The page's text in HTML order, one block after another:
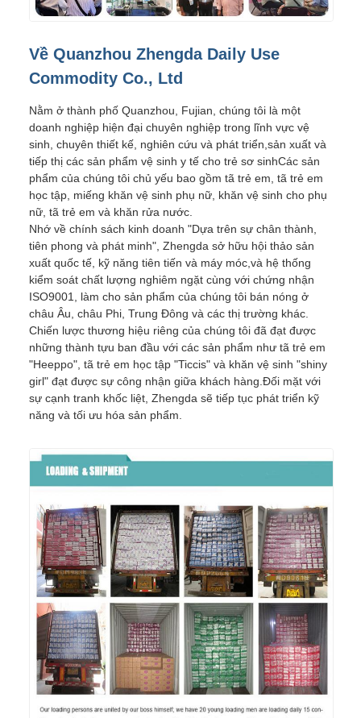
Về Quanzhou Zhengda Daily Use
Commodity Co., Ltd
Nằm ở thành phố Quanzhou, Fujian, chúng tôi là một
doanh nghiệp hiện đại chuyên nghiệp trong lĩnh vực vệ
sinh, chuyên thiết kế, nghiên cứu và phát triển,sản xuất và
tiếp thị các sản phẩm vệ sinh y tế cho trẻ sơ sinhCác sản
phẩm của chúng tôi chủ yếu bao gồm tã trẻ em, tã trẻ em
học tập, miếng khăn vệ sinh phụ nữ, khăn vệ sinh cho phụ
nữ, tã trẻ em và khăn rửa nước.
Nhớ về chính sách kinh doanh "Dựa trên sự chân thành,
tiên phong và phát minh", Zhengda sở hữu hội thảo sản
xuất quốc tế, kỹ năng tiên tiến và máy móc,và hệ thống
kiểm soát chất lượng nghiêm ngặt cùng với chứng nhận
ISO9001, làm cho sản phẩm của chúng tôi bán nóng ở
châu Âu, châu Phi, Trung Đông và các thị trường khác.
Chiến lược thương hiệu riêng của chúng tôi đã đạt được
những thành tựu ban đầu với các sản phẩm như tã trẻ em
"Heeppo", tã trẻ em học tập "Ticcis" và khăn vệ sinh "shiny
girl" đạt được sự công nhận giữa khách hàng.Đối mặt với
sự cạnh tranh khốc liệt, Zhengda sẽ tiếp tục phát triển kỹ
năng và tối ưu hóa sản phẩm.